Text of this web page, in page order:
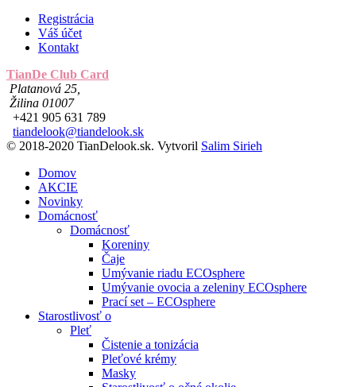
Registrácia
Váš účet
Kontakt
TianDe Club Card
Platanová 25,
Žilina 01007
+421 905 631 789
tiandelook@tiandelook.sk
© 2018-2020 TianDelook.sk. Vytvoril Salim Sirieh
Domov
AKCIE
Novinky
Domácnosť
Domácnosť
Koreniny
Čaje
Umývanie riadu ECOsphere
Umývanie ovocia a zeleniny ECOsphere
Prací set – ECOsphere
Starostlivosť o
Pleť
Čistenie a tonizácia
Pleťové krémy
Masky